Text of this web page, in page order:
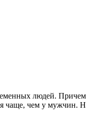
людей.
чаще, чем у мужчин.